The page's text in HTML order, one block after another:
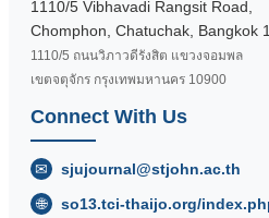
1110/5 Vibhavadi Rangsit Road,
Chomphon, Chatuchak, Bangkok
1110/5 ถนนวิภาวดีรังสิต แขวงจอมพล
เขตจตุจักร กรุงเทพมหานคร 10900
Connect With Us
✉
sjujournal@stjohn.ac.th
🌐
so13.tci-thaijo.org/